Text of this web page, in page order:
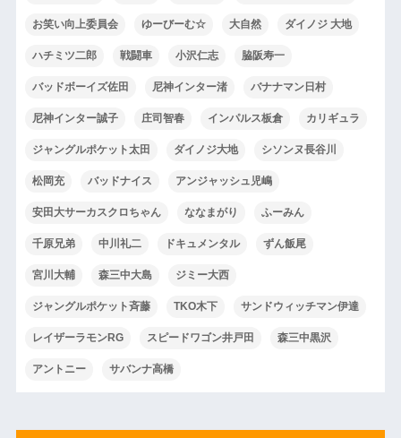
お笑い向上委員会 ゆーびーむ☆ 大自然 ダイノジ 大地
ハチミツ二郎 戦闘車 小沢仁志 脇阪寿一
バッドボーイズ佐田 尼神インター渚 バナナマン日村
尼神インター誠子 庄司智春 インパルス板倉 カリギュラ
ジャングルポケット太田 ダイノジ大地 シソンヌ長谷川
松岡充 バッドナイス アンジャッシュ児嶋
安田大サーカスクロちゃん ななまがり ふーみん
千原兄弟 中川礼二 ドキュメンタル ずん飯尾
宮川大輔 森三中大島 ジミー大西
ジャングルポケット斉藤 TKO木下 サンドウィッチマン伊達
レイザーラモンRG スピードワゴン井戸田 森三中黒沢
アントニー サバンナ高橋